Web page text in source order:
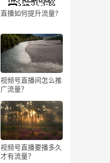
直播如何提升流量?
视频号直播间怎么推
广流量？
视频号直播要播多久
才有流量？